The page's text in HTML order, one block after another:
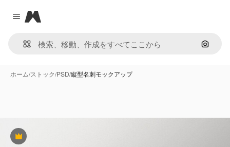
Close menu
Magnific
画像で
ホーム/ストック/PSD/縦型名刺モックアップ
Premium